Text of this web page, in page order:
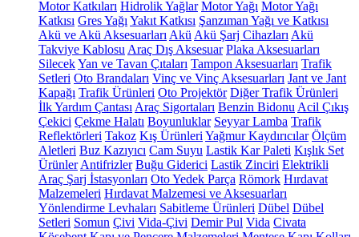
Motor Katkıları Hidrolik Yağlar Motor Yağı Motor Yağı
Katkısı Gres Yağı Yakıt Katkısı Şanzıman Yağı ve Katkısı
Akü ve Akü Aksesuarları Akü Akü Şarj Cihazları Akü
Takviye Kablosu Araç Dış Aksesuar Plaka Aksesuarları
SilecekYan ve Tavan Çıtaları Tampon Aksesuarları Trafik
Setleri Oto Brandaları Vinç ve Vinç Aksesuarları Jant ve Jant
Kapağı Trafik Ürünleri Oto Projektör Diğer Trafik Ürünleri
İlk Yardım Çantası Araç Sigortaları Benzin Bidonu Acil Çıkış
Çekici Çekme Halatı Boyunluklar Seyyar Lamba Trafik
Reflektörleri Takoz Kış Ürünleri Yağmur Kaydırıcılar Ölçüm
Aletleri Buz Kazıyıcı Cam Suyu Lastik Kar Paleti Kışlık Set
Ürünler Antifrizler Buğu Giderici Lastik Zinciri Elektrikli
Araç Şarj İstasyonları Oto Yedek Parça Römork Hırdavat
Malzemeleri Hırdavat Malzemesi ve Aksesuarları
Yönlendirme Levhaları Sabitleme Ürünleri Dübel Dübel
Setleri Somun Çivi Vida-Çivi Demir Pul Vida Civata